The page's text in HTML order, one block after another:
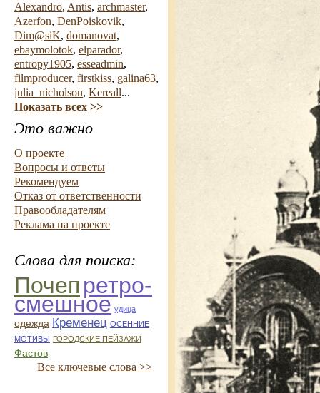
Alexandro, Antis, archmaster,
Azerfon, DenPoiskovik,
Dim@siK, domanovat,
ebaymolotok, elparador,
entropy1905, esseadmin,
filmproducer, firstkiss, galina63,
julia_nicholson, Kereall...
Показать всех >>
Это важно
О проекте
Вопросы и ответы
Рекомендуем
Отказ от ответственности
Правообладателям
Реклама на проекте
Слова для поиска:
Почеп ретро-
смешное удица
одежда Кременец ОСЕННИЕ
МОТИВЫ ГОРОДСКИЕ ПЕЙЗАЖИ
Фастов
Все ключевые слова >>